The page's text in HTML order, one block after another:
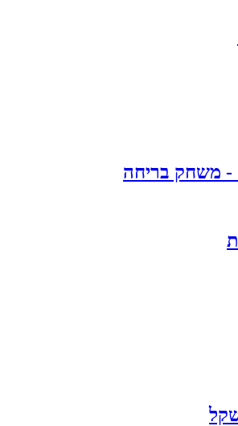
- משחק בריחה